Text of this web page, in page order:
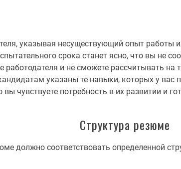
указывая несуществующий опыт работы
срока станет ясно, что вы не
работодателя и не сможете рассчитывать
указаны те навыки, которых у вас
чувствуете потребность в их развитии и
Структура резюме
должно соответствовать определенной